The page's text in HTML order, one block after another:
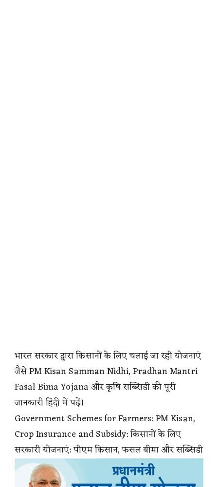
भारत सरकार द्वारा किसानों के लिए चलाई जा रही योजनाएं
जैसे PM Kisan Samman Nidhi, Pradhan Mantri
Fasal Bima Yojana और कृषि सब्सिडी की पूरी
जानकारी हिंदी में पढ़ें।
Government Schemes for Farmers: PM Kisan,
Crop Insurance and Subsidy: किसानों के लिए
सरकारी योजनाएं: पीएम किसान, फसल बीमा और सब्सिडी